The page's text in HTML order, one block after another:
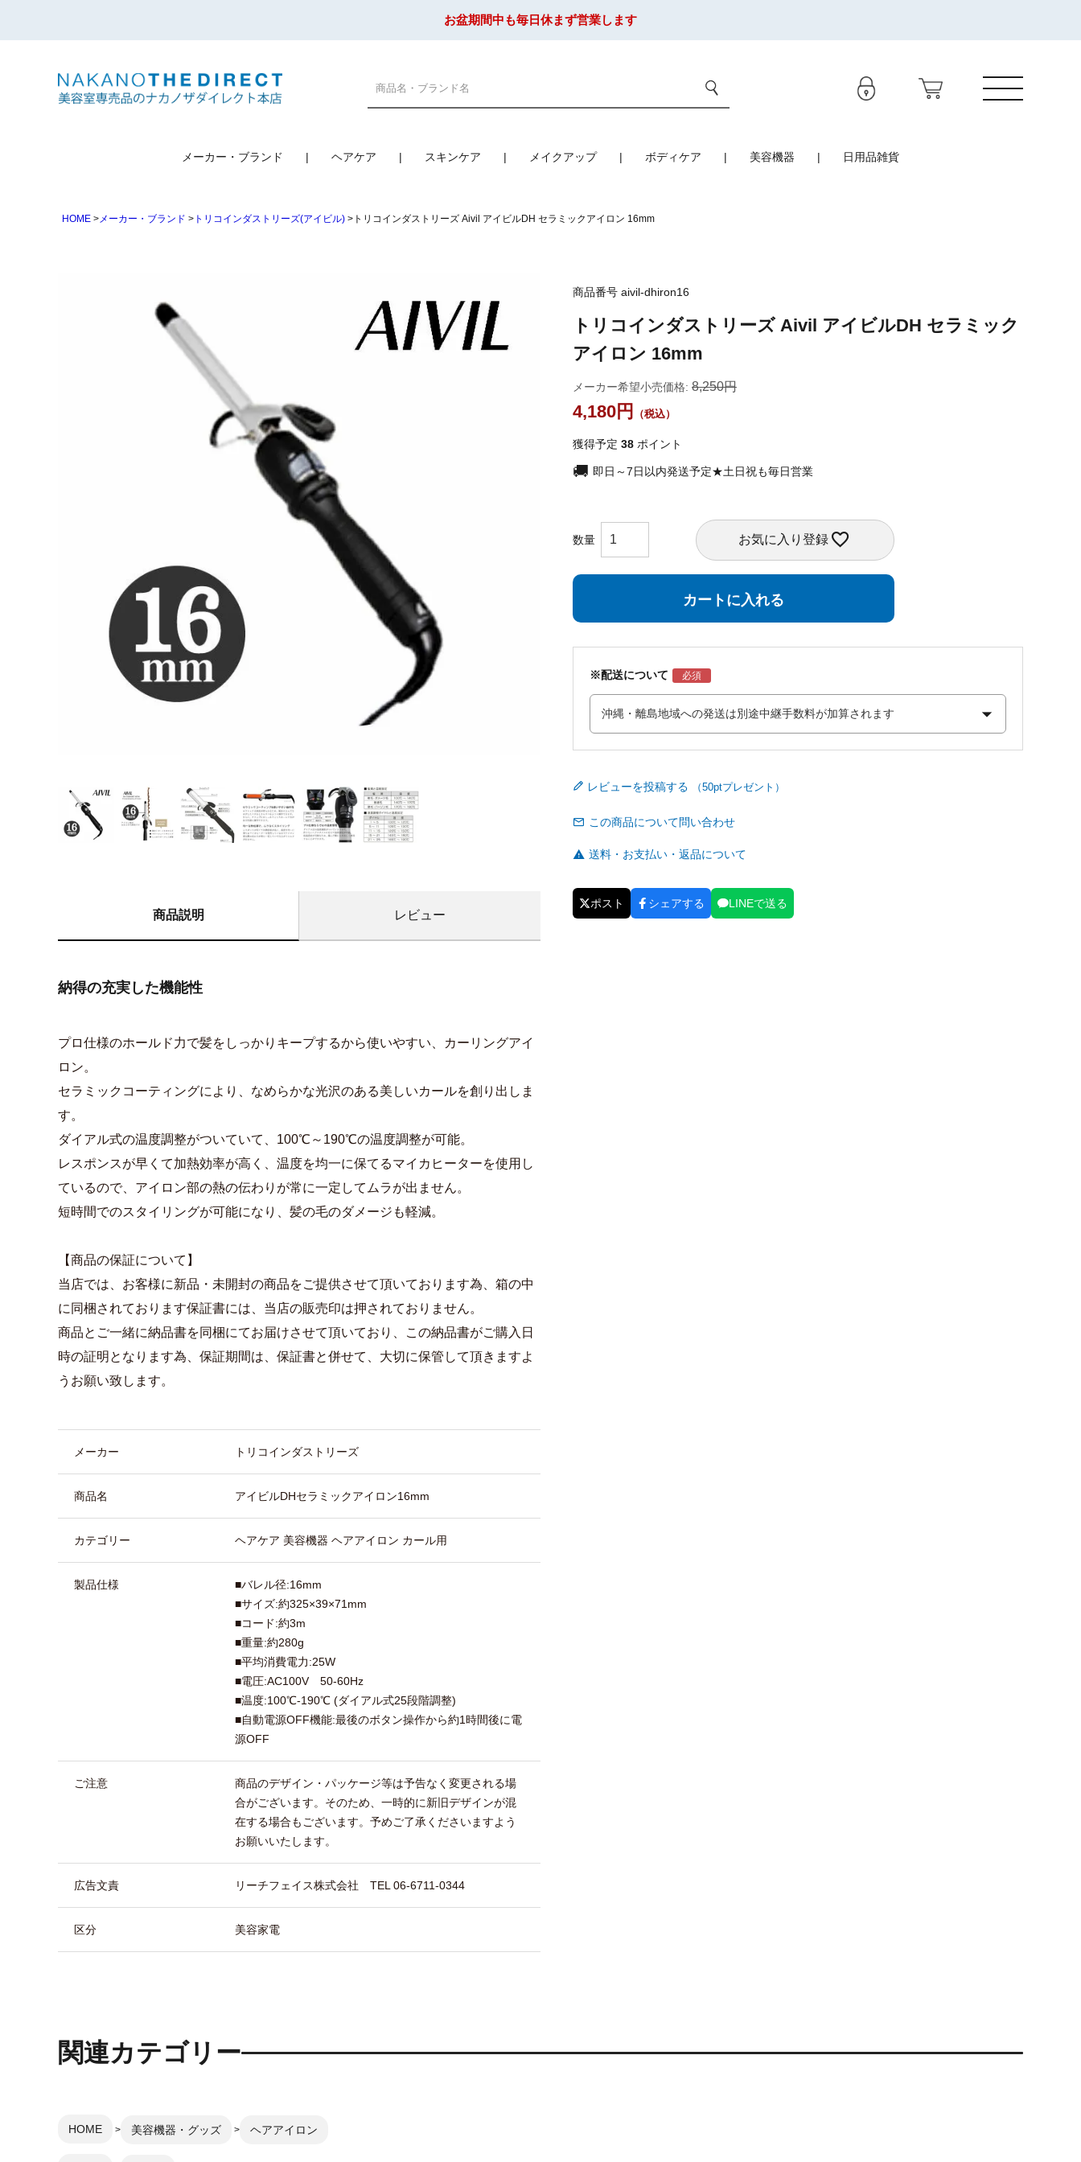
お盆期間中も毎日休まず営業します
メーカー・ブランド ヘアケア スキンケア メイクアップ ボディケア 美容機器 日用品雑貨
HOME メーカー・ブランド トリコインダストリーズ(アイビル) トリコインダストリーズ Aivil アイビルDH セラミックアイロン 16mm
商品説明 レビュー
納得の充実した機能性
プロ仕様のホールド力で髪をしっかりキープするから使いやすい、カーリングアイ
ロン。
セラミックコーティングにより、なめらかな光沢のある美しいカールを創り出しま
す。
ダイアル式の温度調整がついていて、100℃～190℃の温度調整が可能。
レスポンスが早くて加熱効率が高く、温度を均一に保てるマイカヒーターを使用し
ているので、アイロン部の熱の伝わりが常に一定してムラが出ません。
短時間でのスタイリングが可能になり、髪の毛のダメージも軽減。
【商品の保証について】
当店では、お客様に新品・未開封の商品をご提供させて頂いております為、箱の中
に同梱されております保証書には、当店の販売印は押されておりません。
商品とご一緒に納品書を同梱にてお届けさせて頂いており、この納品書がご購入日
時の証明となります為、保証期間は、保証書と併せて、大切に保管して頂きますよ
うお願い致します。
メーカー トリコインダストリーズ
商品名 アイビルDHセラミックアイロン16mm
カテゴリー ヘアケア 美容機器 ヘアアイロン カール用
製品仕様
■バレル径:16mm
■サイズ:約325×39×71mm
■コード:約3m
■重量:約280g
■平均消費電力:25W
■電圧:AC100V 50-60Hz
■温度:100℃-190℃ (ダイアル式25段階調整)
■自動電源OFF機能:最後のボタン操作から約1時間後に電
源OFF
ご注意
商品のデザイン・パッケージ等は予告なく変更される場
合がございます。そのため、一時的に新旧デザインが混
在する場合もございます。予めご了承くださいますよう
お願いいたします。
広告文責 リーチフェイス株式会社 TEL 06-6711-0344
区分 美容家電
商品番号 aivil-dhiron16
トリコインダストリーズ Aivil アイビルDH セラミック
アイロン 16mm
メーカー希望小売価格: 8,250
4,180
獲得予定 38 ポイント
即日～7日以内発送予定★土日祝も毎日営業
お気に入り登録
カートに入れる
※配送について
レビューを投稿する
この商品について問い合わせ
送料・お支払い・返品について
ポスト シェアする LINEで送る
関連カテゴリー
HOME 美容機器・グッズ ヘアアイロン